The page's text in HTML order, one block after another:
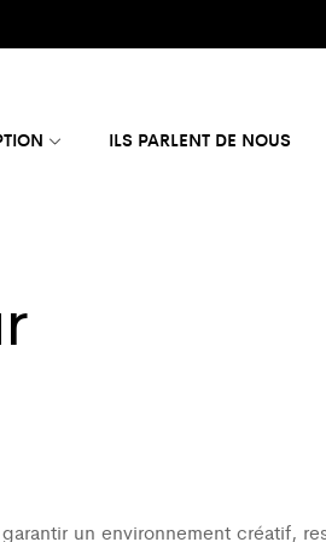
ILS PARLENT DE NOUS
un environnement créatif,